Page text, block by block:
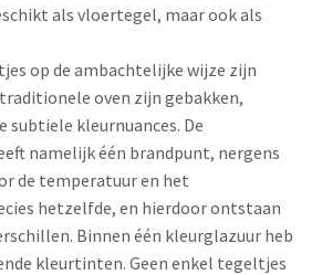
als vloertegel, maar ook als
op de ambachtelijke wijze zijn
oven zijn gebakken,
subtiele kleurnuances. De
namelijk één brandpunt, nergens
de temperatuur en het
hetzelfde, en hierdoor ontstaan
Binnen één kleurglazuur heb
kleurtinten. Geen enkel tegeltjes